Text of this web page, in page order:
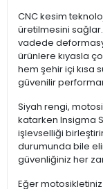
CNC kesim
üretilmesini sağlar.
vadede
ürünlere kıyasla
hem şehir içi kısa
güvenilir
Siyah rengi,
katarken Insigma
işlevselliği
durumunda bile
güvenliğiniz her
Eğer